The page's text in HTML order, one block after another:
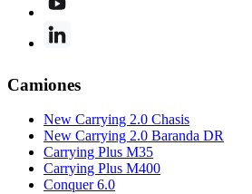
Camiones
New Carrying 2.0 Chasis
New Carrying 2.0 Baranda DR
Carrying Plus M35
Carrying Plus M400
Conquer 6.0